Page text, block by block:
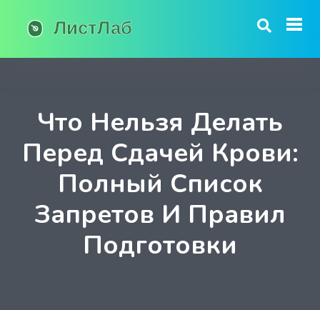
Что Нельзя Делать
Перед Сдачей Крови:
Полный Список
Запретов И Правил
Подготовки